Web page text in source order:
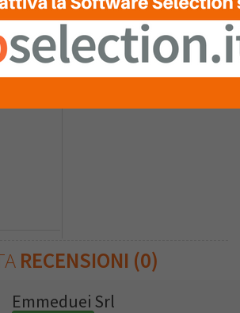
RECENSIONI (0)
Emmeduei Srl